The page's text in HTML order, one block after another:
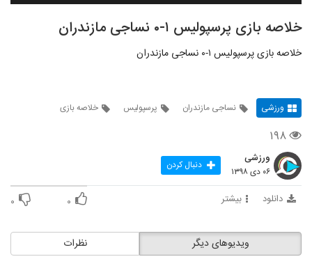
خلاصه بازی پرسپولیس ۱-۰ نساجی مازندران
خلاصه بازی پرسپولیس ۱-۰ نساجی مازندران
ورزشی نساجی مازندران پرسپولیس خلاصه بازی
۱۹۸
ورزشی
۰۶ دی ۱۳۹۸ دنبال کردن
دانلود بیشتر ۰ ۰
نظرات ویدیوهای دیگر